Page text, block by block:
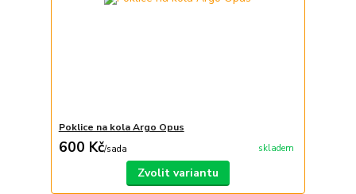
Poklice na kola Argo Opus
600 Kč/sada skladem
Zvolit variantu